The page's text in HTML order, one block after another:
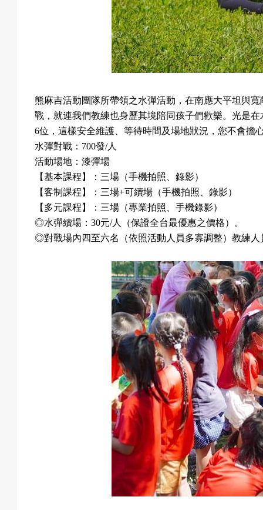
熊麻吉活動團隊所帶領之水彈活動，在南應大平坦與
戰，就連我們教練也身歷其境陪同孩子們歡樂。光是
6位，這樣安全維護、等待時間及場地狀況，您不會擔
水彈對戰： 700發/人
活動場地：漆彈場
【基本課程】：三場（手機拍照、錄影）
【客制課程】：三場+可續場（手機拍照、錄影）
【多元課程】：三場（專業拍照、手機錄影）
◎水彈續場：30元/人（保證全台最優惠之價格）。
◎對戰場內四至六名（依照活動人員多寡調整）教練